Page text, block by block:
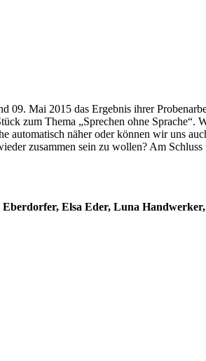
09. Mai 2015 das Ergebnis ihrer
zum Thema „Sprechen ohne
automatisch näher oder können wir uns
zusammen sein zu wollen? Am
Elsa Eder, Luna